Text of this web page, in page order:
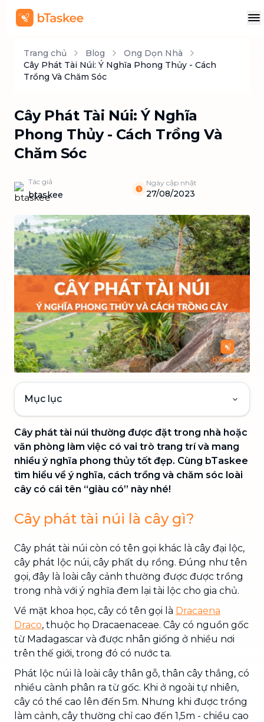
Trang chủ Blog
Ong Dọn Nhà
Cây Phát Tài Núi: Ý Nghĩa Phong Thủy - Cách
Trồng Và Chăm Sóc
Cây Phát Tài Núi: Ý Nghĩa
Phong Thủy - Cách Trồng Và
Chăm Sóc
Tác giả
btaskee
Ngày cập nhật
27/08/2023
Mục lục
Cây phát tài núi thường được đặt trong nhà hoặc
văn phòng làm việc có vai trò trang trí và mang
nhiều ý nghĩa phong thủy tốt đẹp. Cùng bTaskee
tìm hiểu về ý nghĩa, cách trồng và chăm sóc loài
cây có cái tên “giàu có” này nhé!
Cây phát tài núi là cây gì?
Cây phát tài núi còn có tên gọi khác là cây đại lộc,
cây phát lộc núi, cây phất dụ rồng. Đúng như tên
gọi, đây là loài cây cảnh thường được được trồng
trong nhà với ý nghĩa đem lại tài lộc cho gia chủ.
Về mặt khoa học, cây có tên gọi là Dracaena
Draco, thuộc họ Dracaenaceae. Cây có nguồn gốc
từ Madagascar và được nhân giống ở nhiều nơi
trên thế giới, trong đó có nước ta.
Phát lộc núi là loài cây thân gỗ, thân cây thẳng, có
nhiều cành phân ra từ gốc. Khi ở ngoài tự nhiên,
cây có thể cao lên đến 5m. Nhưng khi được trồng
làm cảnh, cây thường chỉ cao đến 1,5m - chiều cao